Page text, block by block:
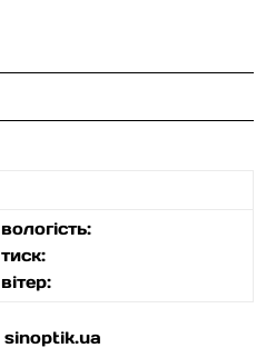
вологість:
тиск:
вітер:
sinoptik.ua